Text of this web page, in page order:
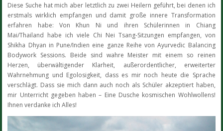
Diese Suche hat mich aber letztlich zu zwei Heilern geführt, bei denen ich
erstmals wirklich empfangen und damit große innere Transformation
erfahren habe: Von Khun Ni und ihren Schülerinnen in Chiang
Mai/Thailand habe ich viele Chi Nei Tsang-Sitzungen empfangen, von
Shikha Dhyan in Pune/Indien eine ganze Reihe von Ayurvedic Balancing
Bodywork Sessions. Beide sind wahre Meister mit einem so reinen
Herzen, überwältigender Klarheit, außerordentlicher, erweiterter
Wahrnehmung und Egolosigkeit, dass es mir noch heute die Sprache
verschlägt. Dass sie mich dann auch noch als Schüler akzeptiert haben,
mir Unterricht gegeben haben – Eine Dusche kosmischen Wohlwollens!
Ihnen verdanke ich Alles!